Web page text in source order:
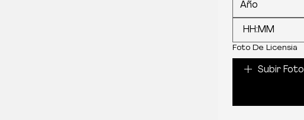
:
Foto De Licensia
Subir Foto